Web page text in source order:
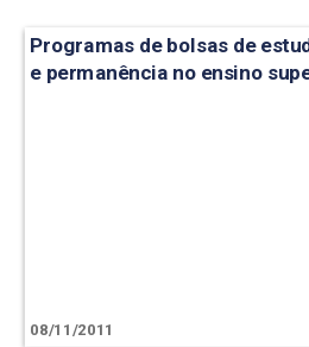
Programas de bolsas de
e permanência no ensino
08/11/2011